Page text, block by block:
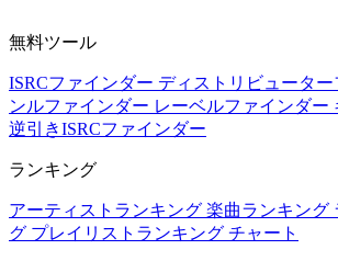
無料ツール
ISRCファインダー ディストリビュータ
ンルファインダー レーベルファインダー
逆引きISRCファインダー
ランキング
アーティストランキング 楽曲ランキング
グ プレイリストランキング チャート